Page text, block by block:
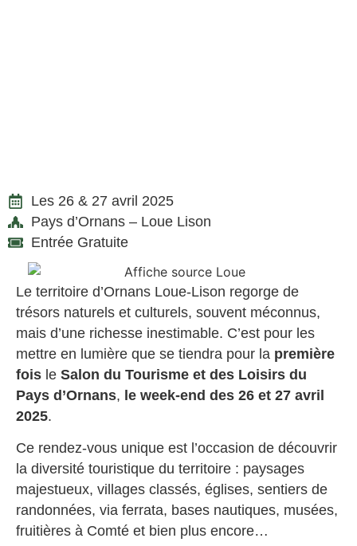
Les 26 & 27 avril 2025
Pays d’Ornans – Loue Lison
Entrée Gratuite
Le territoire d’Ornans Loue-Lison regorge de
trésors naturels et culturels, souvent méconnus,
mais d’une richesse inestimable. C’est pour les
mettre en lumière que se tiendra pour la première
fois le Salon du Tourisme et des Loisirs du
Pays d’Ornans, le week-end des 26 et 27 avril
2025.
Ce rendez-vous unique est l’occasion de découvrir
la diversité touristique du territoire : paysages
majestueux, villages classés, églises, sentiers de
randonnées, via ferrata, bases nautiques, musées,
fruitières à Comté et bien plus encore…